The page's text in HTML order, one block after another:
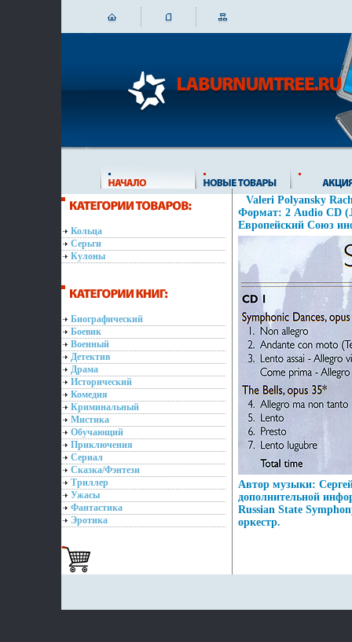
Кольца
Серьги
Кулоны
Биографический
Боевик
Военный
Детектив
Драма
Исторический
Комедия
Криминальный
Мистика
Обучающий
Приключения
Сериал
Сказка/Фэнтези
Триллер
Ужасы
Фантастика
Эротика
Valeri Polyansky
Формат: 2 Audio CD
Европейский Союз
Автор музыки:
дополнительной
Russian State
оркестр.